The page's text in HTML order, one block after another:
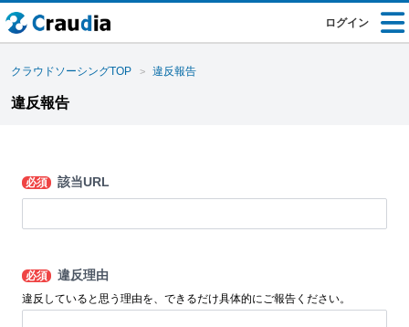
ログイン
クラウドソーシングTOP 違反報告
違反報告
必須 該当URL
必須 違反理由
違反していると思う理由を、できるだけ具体的にご報告ください。